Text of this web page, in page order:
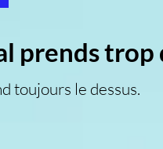
prends trop
toujours le dessus.